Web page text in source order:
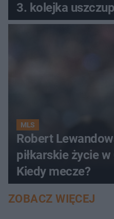
3. kolejka
MLS
Robert
piłkarskie życie
Kiedy mecze?
ZOBACZ WIĘCEJ